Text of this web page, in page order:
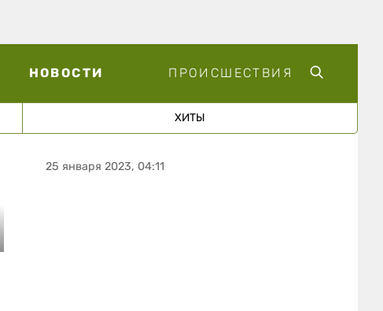
НОВОСТИ ПРОИСШЕСТВИЯ
ХИТЫ
25 января 2023, 04:11